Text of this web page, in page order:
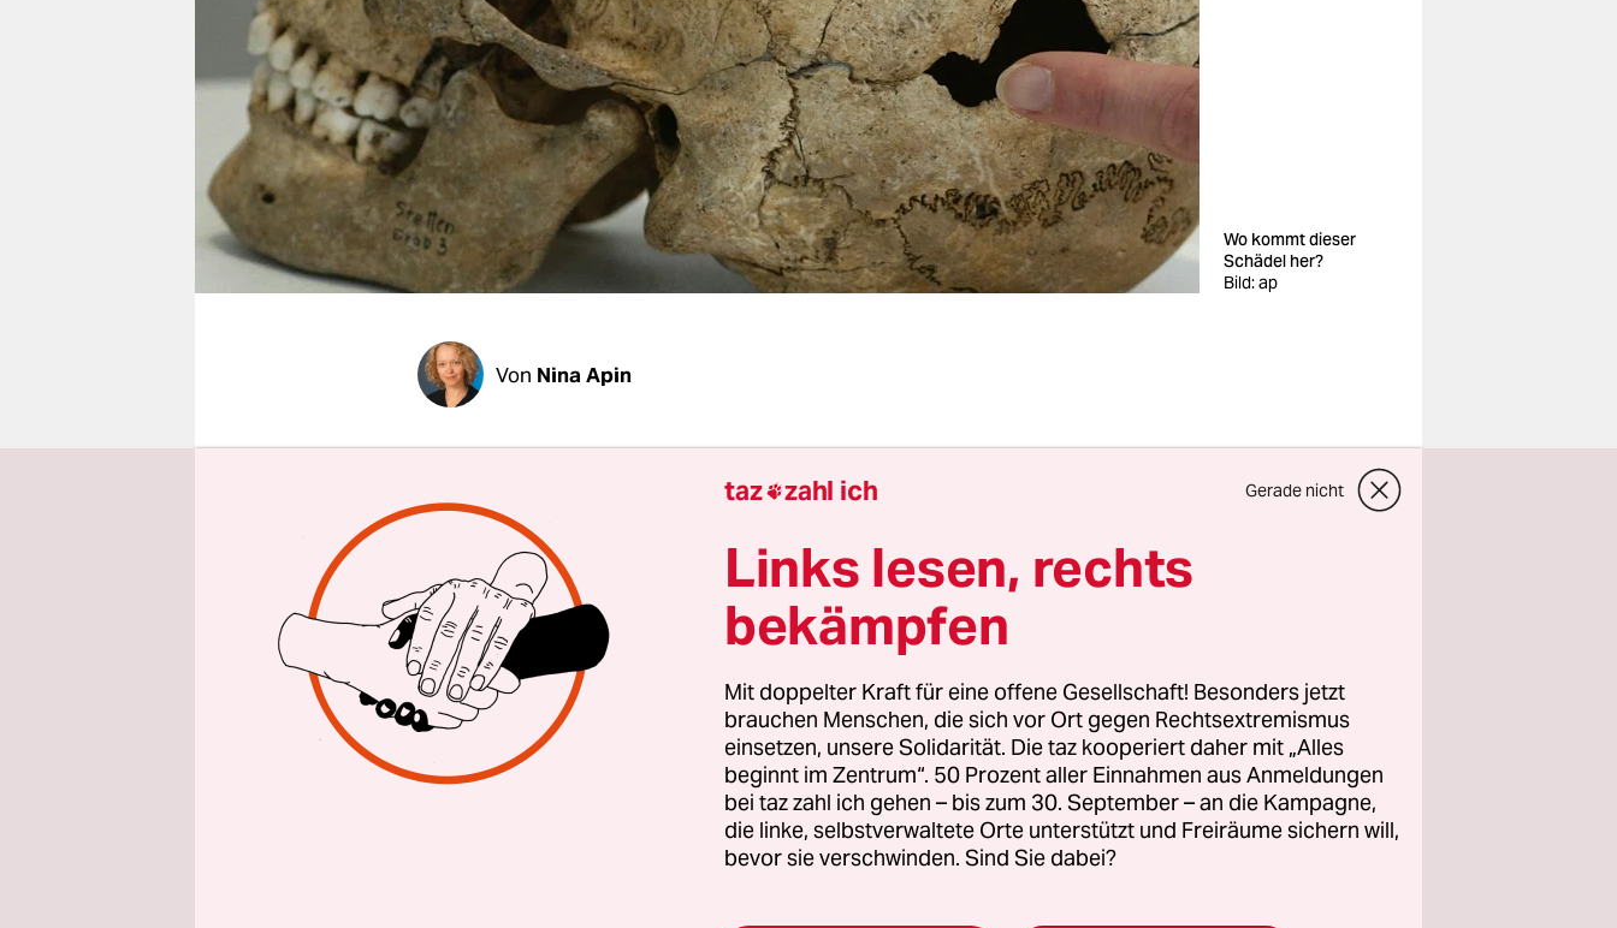
verlag
veranstaltungen
shop
fragen & hilfe
unterstützen
abo
genossenschaft
Wo kommt dieser
Schädel her?
Bild: ap
Von Nina Apin
In Berliner Museen könnte es vielleicht bald ein paar Knochen und
Schädel weniger geben. So zumindest kann man ein Grundsatzpapier
interpretieren, das die Stiftung Preußischer Kulturbesitz (SPK) vor
wenigen Tagen veröffentlicht hat. Thema ist der „Umgang mit
menschlichen Überresten in den Sammlungen der Staatlichen
Museen zu Berlin“. Die SPK kündigt darin an, künftig den
Empfehlungen des Deutschen Museumsbundes folgen zu wollen.
Neben einer angemessenen und würdigen Lagerung und Präsentation
gehört auch eine gründliche Provenienzforschung – also eine Klärung,
auf welchen Wegen Knochen und Schädel in die
Museumssammlungen gelangten. In Einzelfällen könne eine
Bestattung oder eine Übergabe der Überreste an die
taz zahl ich Gerade nicht
Links lesen, rechts
bekämpfen
Mit doppelter Kraft für eine offene Gesellschaft! Besonders jetzt
brauchen Menschen, die sich vor Ort gegen Rechtsextremismus
einsetzen, unsere Solidarität. Die taz kooperiert daher mit „Alles
beginnt im Zentrum“. 50 Prozent aller Einnahmen aus Anmeldungen
bei taz zahl ich gehen – bis zum 30. September – an die Kampagne,
die linke, selbstverwaltete Orte unterstützt und Freiräume sichern will,
bevor sie verschwinden. Sind Sie dabei?